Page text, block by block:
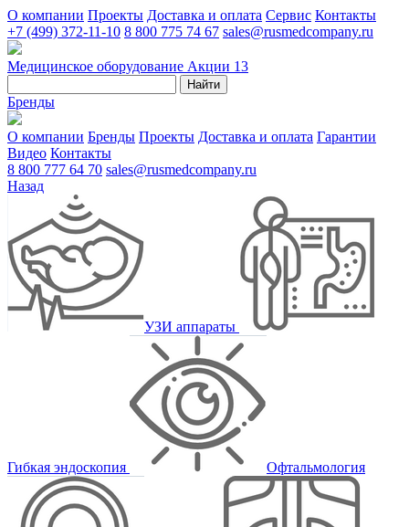
О компании Проекты Доставка и оплата Сервис Контакты
+7 (499) 372-11-10 8 800 775 74 67 sales@rusmedcompany.ru
Медицинское оборудование Акции 13
Найти
Бренды
О компании Бренды Проекты Доставка и оплата Гарантии
Видео Контакты
8 800 777 64 70 sales@rusmedcompany.ru
Назад
УЗИ аппараты
Гибкая эндоскопия Офтальмология